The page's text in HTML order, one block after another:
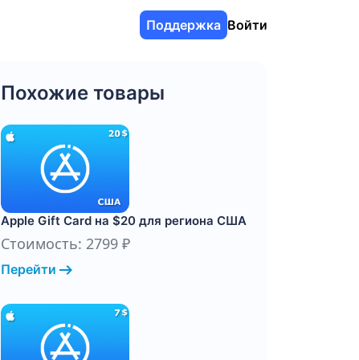
Поддержка Войти
Похожие товары
Apple Gift Card на $20 для региона США
Стоимость: 2799 ₽
Перейти arrow_right_alt